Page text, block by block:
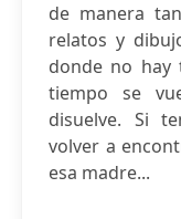
de manera
relatos y
donde no hay
tiempo se
disuelve. Si
volver a
esa madre...